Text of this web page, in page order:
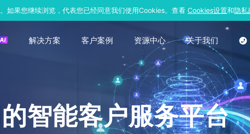
如果您继续浏览，代表您已经同意我们使用Cookies。查看 Cookies设置和隐私
解决方案 客户案例 资源中心 关于我们
智能客户服务平台